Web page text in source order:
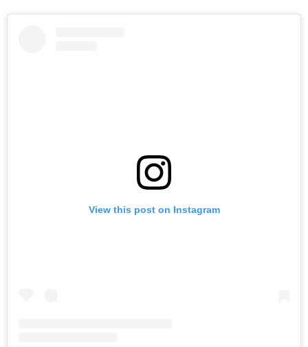
View this post on Instagram